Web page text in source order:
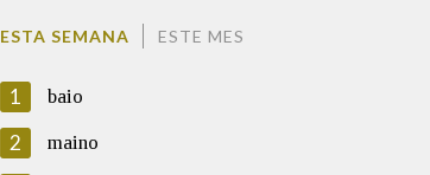
ESTA SEMANA ESTE MES
1 baio
2 maino